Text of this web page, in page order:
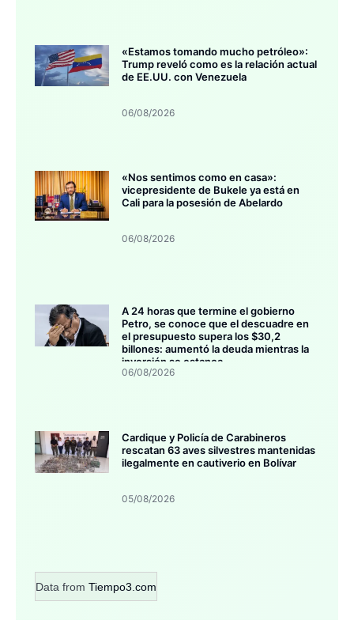
«Estamos tomando mucho petróleo»:
Trump reveló como es la relación actual
de EE.UU. con Venezuela
06/08/2026
«Nos sentimos como en casa»:
vicepresidente de Bukele ya está en
Cali para la posesión de Abelardo
06/08/2026
A 24 horas que termine el gobierno
Petro, se conoce que el descuadre en
el presupuesto supera los $30,2
billones: aumentó la deuda mientras la
inversión se estanca
06/08/2026
Cardique y Policía de Carabineros
rescatan 63 aves silvestres mantenidas
ilegalmente en cautiverio en Bolívar
05/08/2026
Data from Tiempo3.com